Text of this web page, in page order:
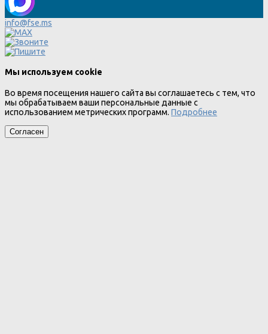
info@fse.ms
Мы используем cookie
Во время посещения нашего сайта вы соглашаетесь с тем, что
мы обрабатываем ваши персональные данные с
использованием метрических программ. Подробнее
Согласен